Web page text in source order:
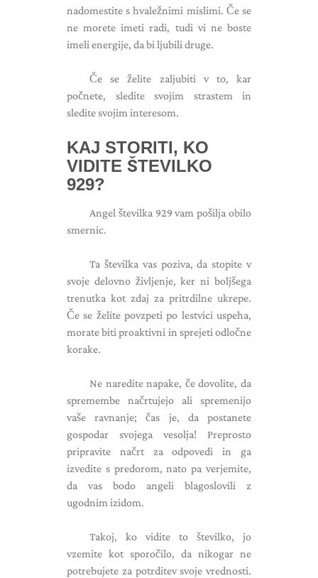
nadomestite s hvaležnimi mislimi. Če se
ne morete imeti radi, tudi vi ne boste
imeli energije, da bi ljubili druge.
Če se želite zaljubiti v to, kar
počnete, sledite svojim strastem in
sledite svojim interesom.
KAJ STORITI, KO
VIDITE ŠTEVILKO
929?
Angel številka 929 vam pošilja obilo
smernic.
Ta številka vas poziva, da stopite v
svoje delovno življenje, ker ni boljšega
trenutka kot zdaj za pritrdilne ukrepe.
Če se želite povzpeti po lestvici uspeha,
morate biti proaktivni in sprejeti odločne
korake.
Ne naredite napake, če dovolite, da
spremembe načrtujejo ali spremenijo
vaše ravnanje; čas je, da postanete
gospodar svojega vesolja! Preprosto
pripravite načrt za odpovedi in ga
izvedite s predorom, nato pa verjemite,
da vas bodo angeli blagoslovili z
ugodnim izidom.
Takoj, ko vidite to številko, jo
vzemite kot sporočilo, da nikogar ne
potrebujete za potrditev svoje vrednosti.